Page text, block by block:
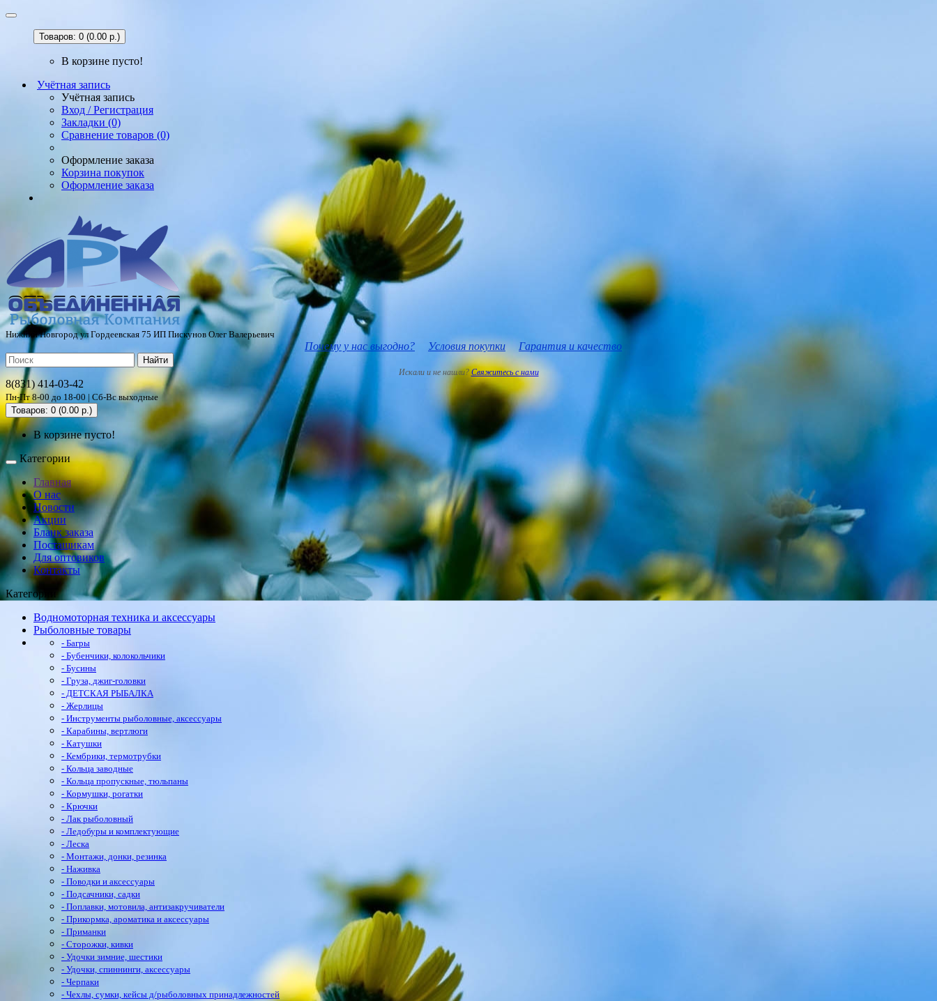
Товаров: 0 (0.00 р.)
В корзине пусто!
Учётная запись
Учётная запись
Вход / Регистрация
Закладки (0)
Сравнение товаров (0)
Оформление заказа
Корзина покупок
Оформление заказа
Нижний Новгород ул Гордеевская 75 ИП Пискунов Олег Валерьевич
Почему у нас выгодно? Условия покупки Гарантия и качество
Найти
Искали и не нашли? Свяжитесь с нами
8(831) 414-03-42
Пн-Пт 8-00 до 18-00 | Сб-Вс выходные
Товаров: 0 (0.00 р.)
В корзине пусто!
Категории
Главная
О нас
Новости
Акции
Бланк заказа
Постащикам
Для оптовиков
Контакты
Категории
Водномоторная техника и аксессуары
Рыболовные товары
- Багры
- Бубенчики, колокольчики
- Бусины
- Груза, джиг-головки
- ДЕТСКАЯ РЫБАЛКА
- Жерлицы
- Инструменты рыболовные, аксессуары
- Карабины, вертлюги
- Катушки
- Кембрики, термотрубки
- Кольца заводные
- Кольца пропускные, тюльпаны
- Кормушки, рогатки
- Крючки
- Лак рыболовный
- Ледобуры и комплектующие
- Леска
- Монтажи, донки, резинка
- Наживка
- Поводки и аксессуары
- Подсачники, садки
- Поплавки, мотовила, антизакручиватели
- Прикормка, ароматика и аксессуары
- Приманки
- Сторожки, кивки
- Удочки зимние, шестики
- Удочки, спиннинги, аксессуары
- Черпаки
- Чехлы, сумки, кейсы д/рыболовных принадлежностей